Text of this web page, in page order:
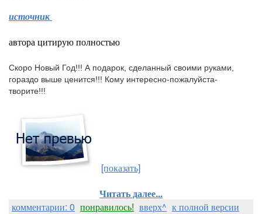
источник
автора цитирую полностью
Скоро Новый Год!!! А подарок, сделанный своими руками,
гораздо выше ценится!!! Кому интересно-пожалуйста-
творите!!!
[показать]
Читать далее...
комментарии: 0 понравилось! вверх^ к полной версии